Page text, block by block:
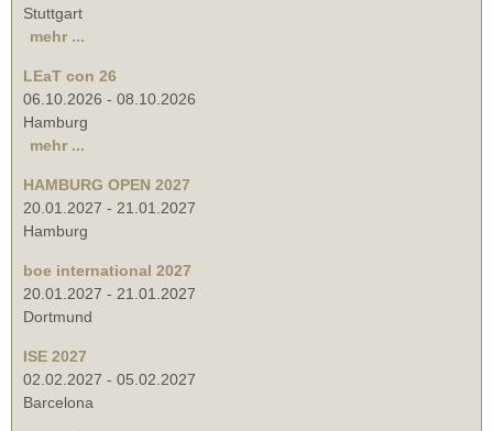
Stuttgart
mehr ...
LEaT con 26
06.10.2026 - 08.10.2026
Hamburg
mehr ...
HAMBURG OPEN 2027
20.01.2027 - 21.01.2027
Hamburg
boe international 2027
20.01.2027 - 21.01.2027
Dortmund
ISE 2027
02.02.2027 - 05.02.2027
Barcelona